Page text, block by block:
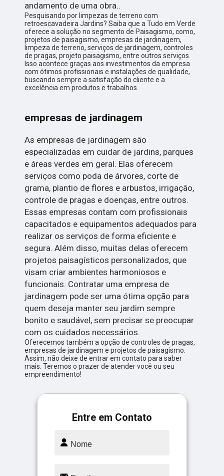
andamento de uma obra..
Pesquisando por limpezas de terreno com
retroescavadeira Jardins? Saiba que a Tudo em Verde
oferece a solução no segmento de Paisagismo, como,
projetos de paisagismo, empresas de jardinagem,
limpeza de terreno, serviços de jardinagem, controles
de pragas, projeto paisagismo, entre outros serviços.
Isso acontece graças aos investimentos da empresa
com ótimos profissionais e instalações de qualidade,
buscando sempre a satisfação do cliente e a
excelência em produtos e trabalhos.
empresas de jardinagem
As empresas de jardinagem são
especializadas em cuidar de jardins, parques
e áreas verdes em geral. Elas oferecem
serviços como poda de árvores, corte de
grama, plantio de flores e arbustos, irrigação,
controle de pragas e doenças, entre outros.
Essas empresas contam com profissionais
capacitados e equipamentos adequados para
realizar os serviços de forma eficiente e
segura. Além disso, muitas delas oferecem
projetos paisagísticos personalizados, que
visam criar ambientes harmoniosos e
funcionais. Contratar uma empresa de
jardinagem pode ser uma ótima opção para
quem deseja manter seu jardim sempre
bonito e saudável, sem precisar se preocupar
com os cuidados necessários.
Oferecemos também a opção de controles de pragas,
empresas de jardinagem e projetos de paisagismo.
Assim, não deixe de entrar em contato para saber
mais. Teremos o prazer de atender você ou seu
empreendimento!
Entre em Contato